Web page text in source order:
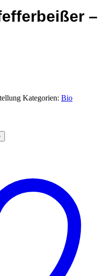
–
Kategorien: Bio